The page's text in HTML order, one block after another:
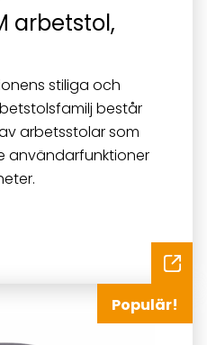
arbetstol,
stiliga och
består
arbetsstolar som
användarfunktioner
Populär!